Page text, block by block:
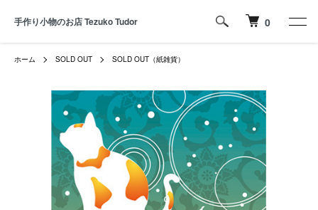
手作り小物のお店 Tezuko Tudor 0
ホーム SOLD OUT SOLD OUT（紙雑貨）